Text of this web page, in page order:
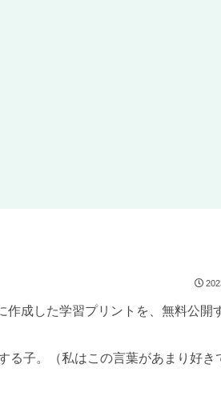
成した学習プリントを、無料公開
る子。（私はこの言葉があまり好